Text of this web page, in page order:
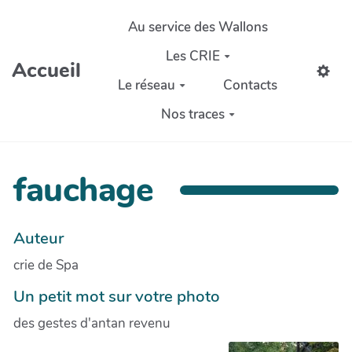
Aller au contenu principal
Accueil
Au service des Wallons
Les CRIE
Le réseau
Contacts
Nos traces
fauchage
Auteur
crie de Spa
Un petit mot sur votre photo
des gestes d'antan revenu